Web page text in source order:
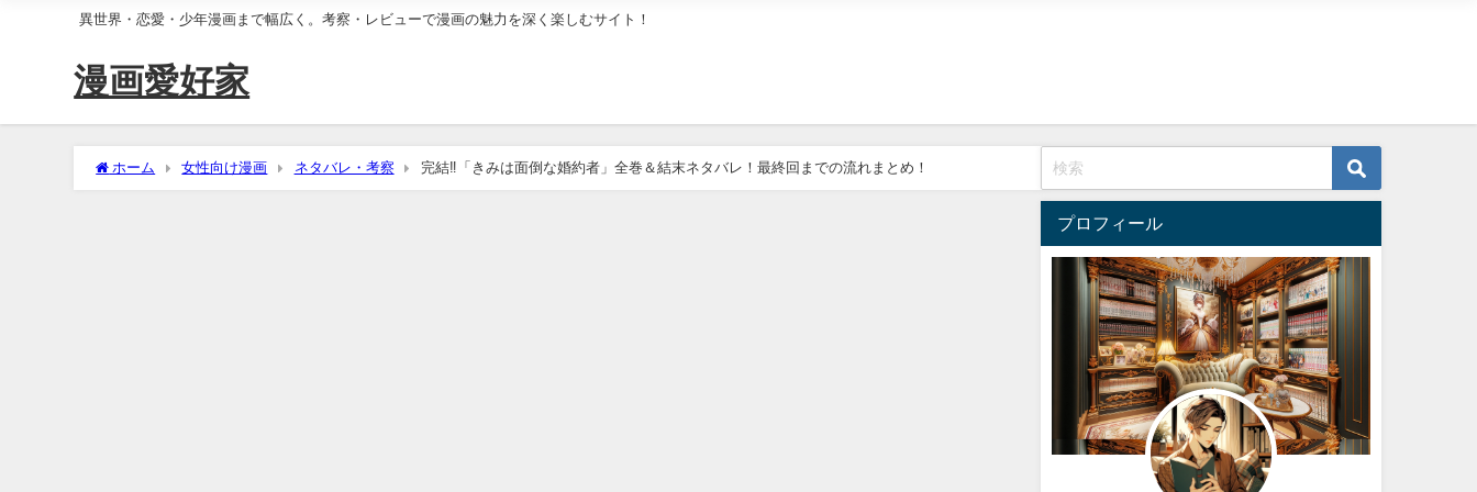
異世界・恋愛・少年漫画まで幅広く。考察・レビューで漫画の魅力を深く楽しむサイト！
漫画愛好家
ホーム 女性向け漫画 ネタバレ・考察 完結‼「きみは面倒な婚約者」全巻＆結末ネタバレ！最終回までの流れまとめ！
プロフィール